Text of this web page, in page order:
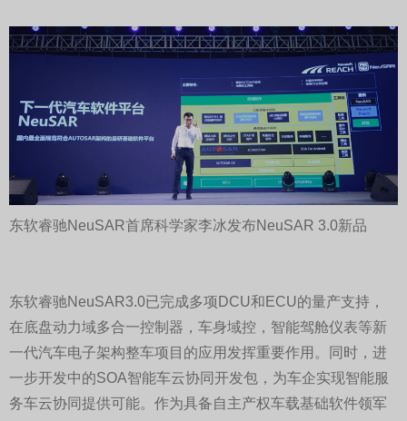
东软睿驰NeuSAR首席科学家李冰发布NeuSAR 3.0新品
东软睿驰NeuSAR3.0已完成多项DCU和ECU的量产支持，
在底盘动力域多合一控制器，车身域控，智能驾舱仪表等新
一代汽车电子架构整车项目的应用发挥重要作用。同时，进
一步开发中的SOA智能车云协同开发包，为车企实现智能服
务车云协同提供可能。作为具备自主产权车载基础软件领军